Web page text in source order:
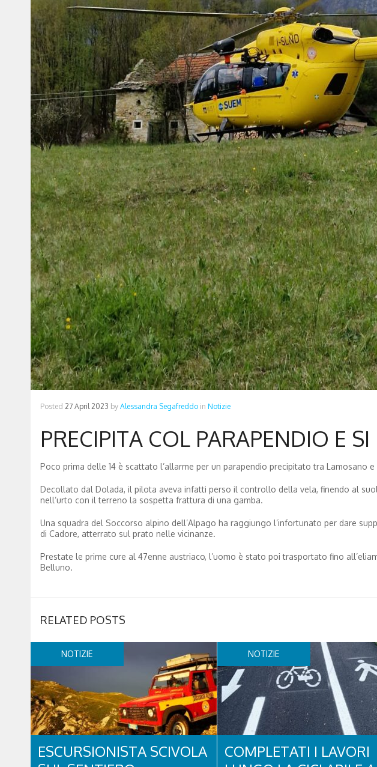
Posted 27 April 2023 by Alessandra Segafreddo in Notizie
PRECIPITA COL PARAPENDIO E
Poco prima delle 14 è scattato l’allarme per un parapendio precipitato tra Lamosano e
Decollato dal Dolada, il pilota aveva infatti perso il controllo della vela, finendo al
nell’urto con il terreno la sospetta frattura di una gamba.
Una squadra del Soccorso alpino dell’Alpago ha raggiungo l’infortunato per dare
di Cadore, atterrato sul prato nelle vicinanze.
Prestate le prime cure al 47enne austriaco, l’uomo è stato poi trasportato fino
Belluno.
RELATED POSTS
NOTIZIE
ESCURSIONISTA SCIVOLA
NOTIZIE
COMPLETATI I LAVORI